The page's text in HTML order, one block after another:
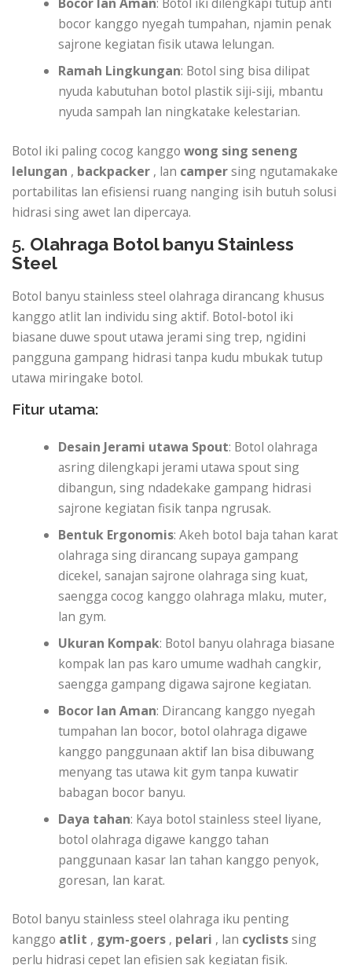
bocor kanggo nyegah tumpahan, njamin penak
sajrone kegiatan fisik utawa lelungan.
Ramah Lingkungan: Botol sing bisa dilipat
nyuda kabutuhan botol plastik siji-siji, mbantu
nyuda sampah lan ningkatake kelestarian.
Botol iki paling cocog kanggo wong sing seneng
lelungan , backpacker , lan campersing ngutamakake
portabilitas lan efisiensi ruang nanging isih butuh solusi
hidrasi sing awet lan dipercaya.
5. Olahraga Botol banyu Stainless
Steel
Botol banyu stainless steel olahraga dirancang khusus
kanggo atlit lan individu sing aktif. Botol-botol iki
biasane duwe spout utawa jerami sing trep, ngidini
pangguna gampang hidrasi tanpa kudu mbukak tutup
utawa miringake botol.
Fitur utama:
Desain Jerami utawa Spout: Botol olahraga
asring dilengkapi jerami utawa spout sing
dibangun, sing ndadekake gampang hidrasi
sajrone kegiatan fisik tanpa ngrusak.
Bentuk Ergonomis: Akeh botol baja tahan karat
olahraga sing dirancang supaya gampang
dicekel, sanajan sajrone olahraga sing kuat,
saengga cocog kanggo olahraga mlaku, muter,
lan gym.
Ukuran Kompak: Botol banyu olahraga biasane
kompak lan pas karo umume wadhah cangkir,
saengga gampang digawa sajrone kegiatan.
Bocor lan Aman: Dirancang kanggo nyegah
tumpahan lan bocor, botol olahraga digawe
kanggo panggunaan aktif lan bisa dibuwang
menyang tas utawa kit gym tanpa kuwatir
babagan bocor banyu.
Daya tahan: Kaya botol stainless steel liyane,
botol olahraga digawe kanggo tahan
panggunaan kasar lan tahan kanggo penyok,
goresan, lan karat.
Botol banyu stainless steel olahraga iku penting
kanggo atlit , gym-goers , pelari , lan cyclistssing
perlu hidrasi cepet lan efisien sak kegiatan fisik.